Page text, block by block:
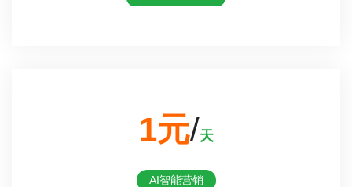
1元/天
AI智能营销